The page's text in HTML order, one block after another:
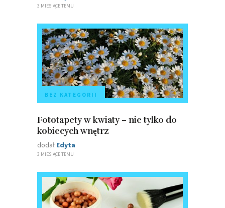
3 MIESIĄCE TEMU
BEZ KATEGORII
Fototapety w kwiaty – nie tylko do
kobiecych wnętrz
dodał Edyta
3 MIESIĄCE TEMU